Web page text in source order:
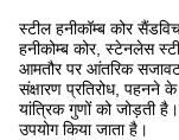
स्टील हनीकॉम्ब कोर
हनीकोम्ब कोर, स्टेनलेस
आमतौर पर आंतरिक
संक्षारण प्रतिरोध,
यांत्रिक गुणों को जोड़ती
उपयोग किया जाता है।